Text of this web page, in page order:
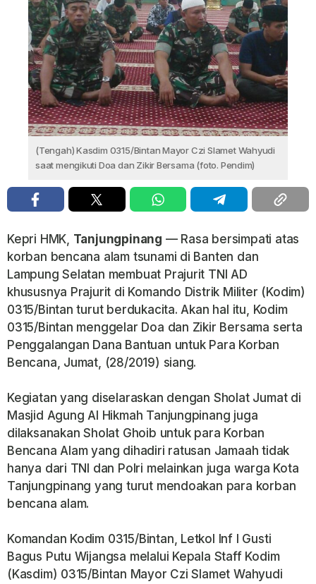
(Tengah) Kasdim 0315/Bintan Mayor Czi Slamet Wahyudi
saat mengikuti Doa dan Zikir Bersama (foto. Pendim)
Kepri HMK, Tanjungpinang — Rasa bersimpati atas
korban bencana alam tsunami di Banten dan
Lampung Selatan membuat Prajurit TNI AD
khususnya Prajurit di Komando Distrik Militer (Kodim)
0315/Bintan turut berdukacita. Akan hal itu, Kodim
0315/Bintan menggelar Doa dan Zikir Bersama serta
Penggalangan Dana Bantuan untuk Para Korban
Bencana, Jumat, (28/2019) siang.
Kegiatan yang diselaraskan dengan Sholat Jumat di
Masjid Agung Al Hikmah Tanjungpinang juga
dilaksanakan Sholat Ghoib untuk para Korban
Bencana Alam yang dihadiri ratusan Jamaah tidak
hanya dari TNI dan Polri melainkan juga warga Kota
Tanjungpinang yang turut mendoakan para korban
bencana alam.
Komandan Kodim 0315/Bintan, Letkol Inf I Gusti
Bagus Putu Wijangsa melalui Kepala Staff Kodim
(Kasdim) 0315/Bintan Mayor Czi Slamet Wahyudi